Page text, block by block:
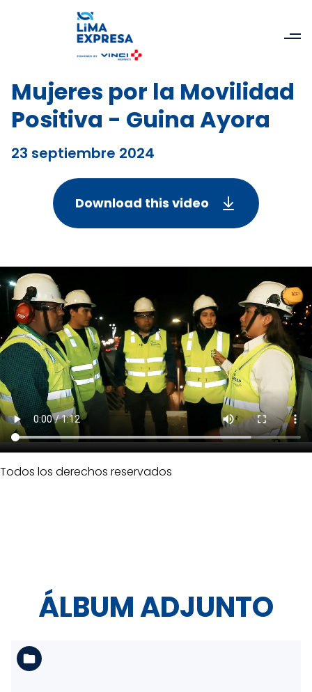
Mujeres por la Movilidad
Positiva - Guina Ayora
23 septiembre 2024
Download this video
Todos los derechos reservados
ÁLBUM ADJUNTO